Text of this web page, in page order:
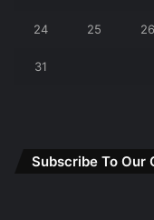
24 25 26
31
Subscribe To Our